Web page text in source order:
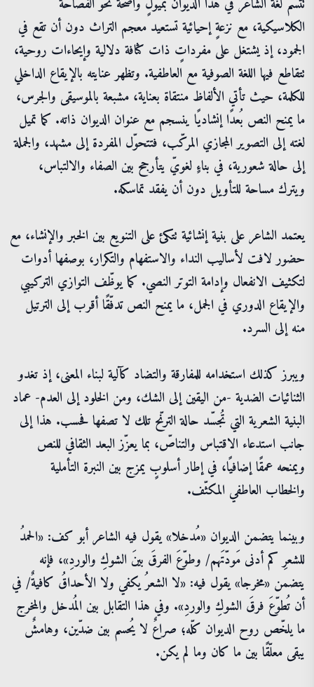
تتّسم لغة الشاعر في هذا الديوان بميولٍ واضحة نحو الفصاحة
الكلاسيكية، مع نزعةٍ إحيائية تستعيد معجم التراث دون أن تقع في
الجمود، إذ يشتغل على مفرداتٍ ذات كثافة دلالية وإيحاءات روحية،
تتقاطع فيها اللغة الصوفية مع العاطفية. وتظهر عنايته بالإيقاع الداخلي
للكلمة، حيث تأتي الألفاظ منتقاة بعناية، مشبعة بالموسيقى والجرس،
ما يمنح النص بُعدًا إنشاديًا ينسجم مع عنوان الديوان ذاته. كما تميل
لغته إلى التصوير المجازي المركّب، فتتحوّل المفردة إلى مشهد، والجملة
إلى حالة شعورية، في بناءٍ لغويّ يتأرجح بين الصفاء والالتباس،
ويترك مساحة للتأويل دون أن يفقد تماسكه.
يعتمد الشاعر على بنية إنشائية تتكئ على التنويع بين الخبر والإنشاء، مع
حضور لافت لأساليب النداء والاستفهام والتكرار، بوصفها أدوات
لتكثيف الانفعال وإدامة التوتر النصي. كما يوظّف التوازي التركيبي
والإيقاع الدوري في الجمل، ما يمنح النص تدفّقًا أقرب إلى الترتيل
منه إلى السرد.
ويبرز كذلك استخدامه للمفارقة والتضاد كآلية لبناء المعنى، إذ تغدو
الثنائيات الضدية -من اليقين إلى الشك، ومن الخلود إلى العدم- عماد
البنية الشعرية التي تُجسّد حالة الترنّح تلك لا تصفها فحسب. هذا إلى
جانب استدعاء الاقتباس والتناصّ، بما يعزّز البعد الثقافي للنص
ويمنحه عمقًا إضافيًا، في إطار أسلوبٍ يمزج بين النبرة التأملية
والخطاب العاطفي المكثّف.
وبينما يتضمن الديوان «مُدخلا» يقول فيه الشاعر أبو كف: «الحمدُ
للشعرِ كم أدنى مَودّتَهم/ وطوّعَ الفرقَ بينَ الشوكِ والوردِ»، فإنه
يتضمن «مخرجا» يقول فيه: «لا الشعرُ يكفي ولا الأحداقُ كافيةٌ/ في
أن تُطوّعَ فرقَ الشوكِ والوردِ». وفي هذا التقابل بين المُدخل والمخرج
ما يلخّص روح الديوان كلّه؛ صراعٌ لا يُحسم بين ضدّين، وهامشٌ
يبقى معلّقًا بين ما كان وما لم يكن.